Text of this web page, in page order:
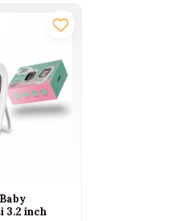
3.2 inch